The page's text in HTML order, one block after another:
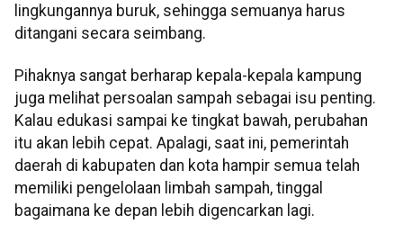
lingkungannya buruk, sehingga semuanya harus
ditangani secara seimbang.
Pihaknya sangat berharap kepala-kepala kampung
juga melihat persoalan sampah sebagai isu penting.
Kalau edukasi sampai ke tingkat bawah, perubahan
itu akan lebih cepat. Apalagi, saat ini, pemerintah
daerah di kabupaten dan kota hampir semua telah
memiliki pengelolaan limbah sampah, tinggal
bagaimana ke depan lebih digencarkan lagi.